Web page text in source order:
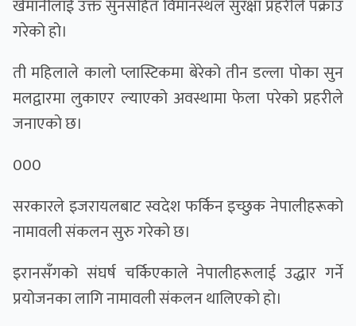
खेमानीलाई उक्त सुनसहित विमानस्थल सुरक्षा प्रहरीले पक्राउ
गरेको हो।
ती महिलाले कालो प्लास्टिकमा बेरेको तीन डल्ला पोका सुन
मलद्वारमा लुकाएर ल्याएको अवस्थामा फेला परेको प्रहरीले
जनाएकाे छ।
000
सरकारले इजरायलबाट स्वदेश फर्किन इच्छुक नेपालीहरूको
नामावली संकलन सुरु गरेको छ।
इरानसँगको संघर्ष चर्किएकाले नेपालीहरूलाई उद्धार गर्ने
प्रयोजनका लागि नामावली संकलन थालिएको हो।